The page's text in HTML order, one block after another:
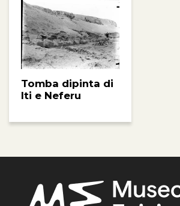
Tomba dipinta di
Iti e Neferu